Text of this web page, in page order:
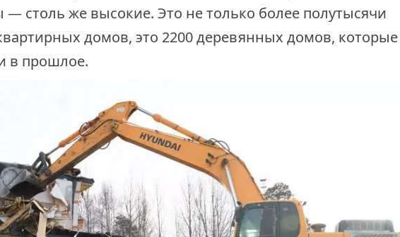
— столь же высокие. Это не только более полутысячи
домов, это 2200 деревянных домов, которые
в прошлое.